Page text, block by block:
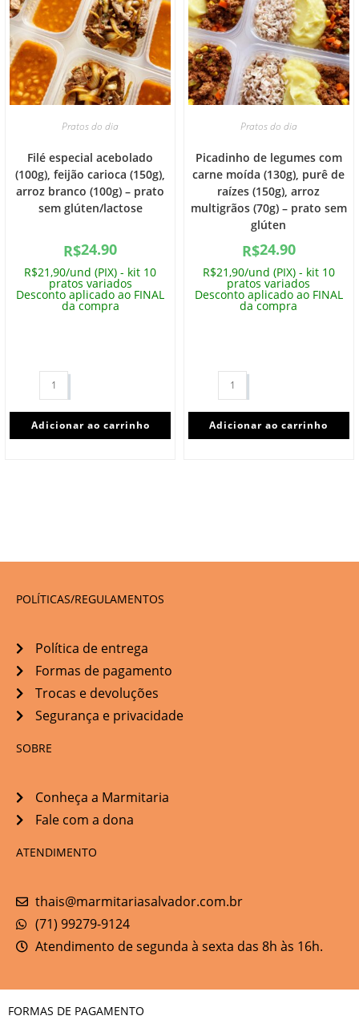
Pratos do dia
Filé especial acebolado
(100g), feijão carioca (150g),
arroz branco (100g) – prato
sem glúten/lactose
R$24.90
R$21,90/und (PIX) - kit 10
pratos variados
Desconto aplicado ao FINAL
da compra
Adicionar ao carrinho
Pratos do dia
Picadinho de legumes com
carne moída (130g), purê de
raízes (150g), arroz
multigrãos (70g) – prato sem
glúten
R$24.90
R$21,90/und (PIX) - kit 10
pratos variados
Desconto aplicado ao FINAL
da compra
Adicionar ao carrinho
POLÍTICAS/REGULAMENTOS
Política de entrega
Formas de pagamento
Trocas e devoluções
Segurança e privacidade
SOBRE
Conheça a Marmitaria
Fale com a dona
ATENDIMENTO
thais@marmitariasalvador.com.br
(71) 99279-9124
Atendimento de segunda à sexta das 8h às 16h.
FORMAS DE PAGAMENTO